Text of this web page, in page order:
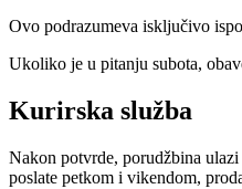
Ovo podrazumeva isključivo
Ukoliko je u pitanju subota,
Kurirska služba
Nakon potvrde, porudžbina ulazi
poslate petkom i vikendom,